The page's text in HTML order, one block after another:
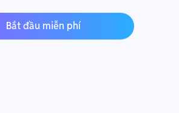
Bắt đầu miễn phí